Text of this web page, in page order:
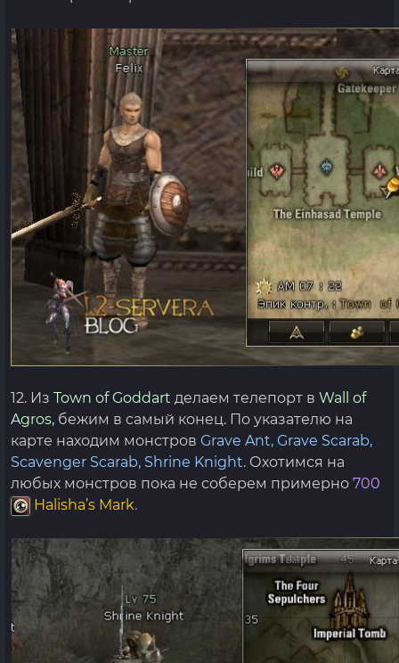
12. Из Town of Goddart делаем телепорт в Wall of
Agros, бежим в самый конец. По указателю на
карте находим монстров Grave Ant, Grave Scarab,
Scavenger Scarab, Shrine Knight. Охотимся на
любых монстров пока не соберем примерно 700
Halisha’s Mark.